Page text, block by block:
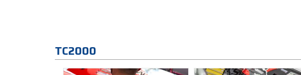
TC2000